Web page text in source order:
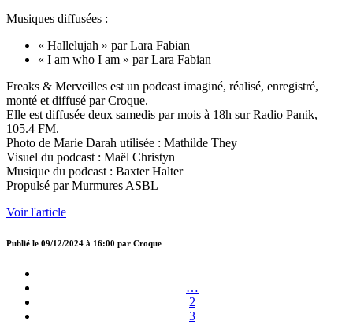
Musiques diffusées :
« Hallelujah » par Lara Fabian
« I am who I am » par Lara Fabian
Freaks & Merveilles est un podcast imaginé, réalisé, enregistré,
monté et diffusé par Croque.
Elle est diffusée deux samedis par mois à 18h sur Radio Panik,
105.4 FM.
Photo de Marie Darah utilisée : Mathilde They
Visuel du podcast : Maël Christyn
Musique du podcast : Baxter Halter
Propulsé par Murmures ASBL
Voir l'article
Publié le 09/12/2024 à 16:00 par Croque
…
2
3